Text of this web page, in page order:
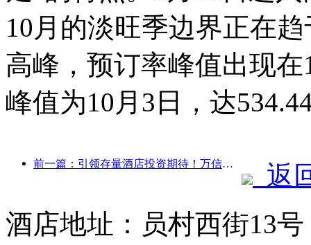
10月的淡旺季边界正在
高峰，预订率峰值出现
峰值为10月3日，达
前一篇：引领存量酒店投资期待！万信至格酒店荣获“存量酒店卓越管理品牌”行业赞誉
返
酒店地址：员村西街13